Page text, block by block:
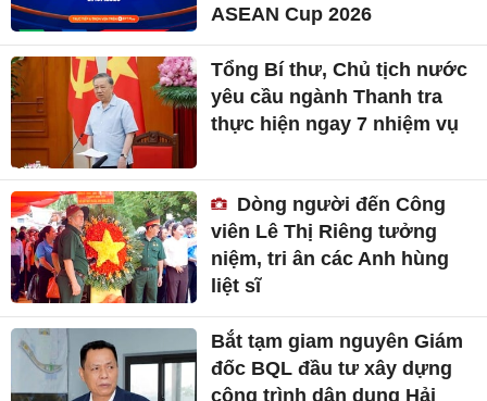
ASEAN Cup 2026
Tổng Bí thư, Chủ tịch nước
yêu cầu ngành Thanh tra
thực hiện ngay 7 nhiệm vụ
Dòng người đến Công
viên Lê Thị Riêng tưởng
niệm, tri ân các Anh hùng
liệt sĩ
Bắt tạm giam nguyên Giám
đốc BQL đầu tư xây dựng
công trình dân dụng Hải